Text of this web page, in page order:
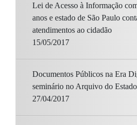
Lei de Acesso à Informação
anos e estado de São Paulo
atendimentos ao cidadão
15/05/2017
Documentos Públicos na Era
seminário no Arquivo do Estado
27/04/2017